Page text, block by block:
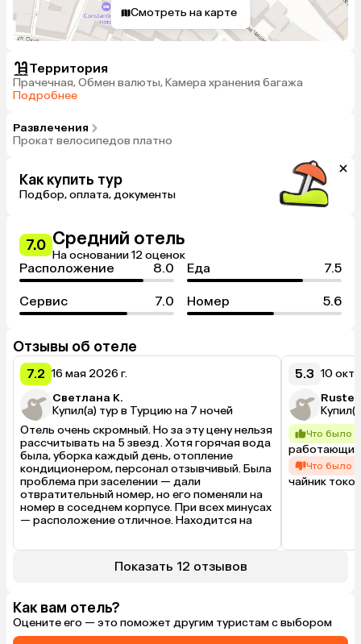
Смотреть на карте
Территория
Прачечная, Обмен валюты, Камера хранения багажа
Подробнее
Развлечения
Прокат велосипедов платно
Как купить тур
Подбор, оплата, документы
7.0 Средний отель
На основании 12 оценок
Расположение 8.0 Еда 7.5
Сервис 7.0 Номер 5.6
Отзывы об отеле
7.2 16 мая 2026 г.
Светлана К.
Купил(а) тур в Турцию на 7 ночей
Отель очень скромный. Но за эту цену нельзя
рассчитывать на 5 звезд. Хотя горячая вода
была, уборка каждый день, отопление
кондиционером, персонал отзывчивый. Была
проблема при заселении — дали
отвратительный номер, но его поменяли на
номер в соседнем корпусе. При всех минусах
— расположение отличное. Находится на
минутах ходьбы. Пешком доходили даже до
Галатского моста. Рекомендую отель для
5.3 10
Что было
работающий
Что было
чайник
Показать 12 отзывов
Как вам отель?
Оцените его — это поможет другим туристам с выбором